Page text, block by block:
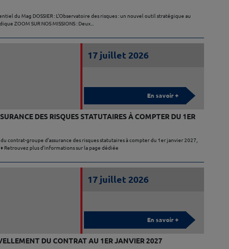
du Mag DOSSIER : L’Observatoire des risques : un nouvel outil stratégique au
ZOOM SUR NOS MISSIONS : Deux...
17 juillet 2026
En savoir +
DES RISQUES STATUTAIRES À COMPTER DU 1ER
contrat-groupe d’assurance des risques statutaires à compter du 1er janvier 2027,
Retrouvez plus d’informations sur la page dédiée
17 juillet 2026
En savoir +
DU CONTRAT AU 1ER JANVIER 2027